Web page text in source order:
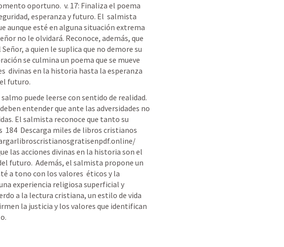
oportuno.  v. 17: Finaliza el poema
esperanza y futuro. El  salmista
aunque esté en alguna situación extrema
no le olvidará. Reconoce, además, que
a quien le suplica que no demore su
se culmina un poema que se mueve
divinas en la historia hasta la esperanza
futuro.
puede leerse con sentido de realidad.
entender que ante las adversidades no
El salmista reconoce que tanto su
184  Descarga miles de libros cristianos
las acciones divinas en la historia son el
futuro.  Además, el salmista propone un
a tono con los valores  éticos y la
experiencia religiosa superficial y
a la lectura cristiana, un estilo de vida
la justicia y los valores que identifican